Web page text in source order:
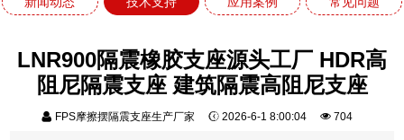
LNR900隔震橡胶支座源头工厂 HDR高
阻尼隔震支座 建筑隔震高阻尼支座
FPS摩擦摆隔震支座生产厂家 2026-6-1 8:00:04 704